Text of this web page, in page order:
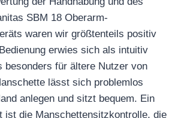
SBM 18 Oberarm-
waren wir größtenteils positiv
erwies sich als intuitiv
besonders für ältere Nutzer von
lässt sich problemlos
anlegen und sitzt bequem. Ein
ist die Manschettensitzkontrolle, die